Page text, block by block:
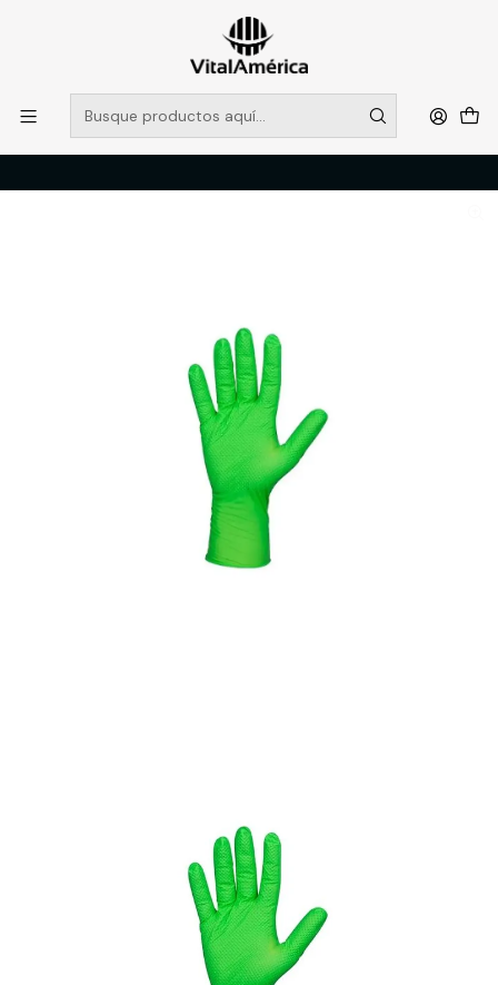
POR SISTEMA FRONTAL SOLO RETIROS EN TIENDA, DESDE
MUCHAS GRACIAS +569 5956 2237
Leer más
Inicio PROTECCION PERSONAL
MANOS
GUANTE DE NITRILO TEXTURIZADO VERDE 8 0 GR 50 UDS TALLA L